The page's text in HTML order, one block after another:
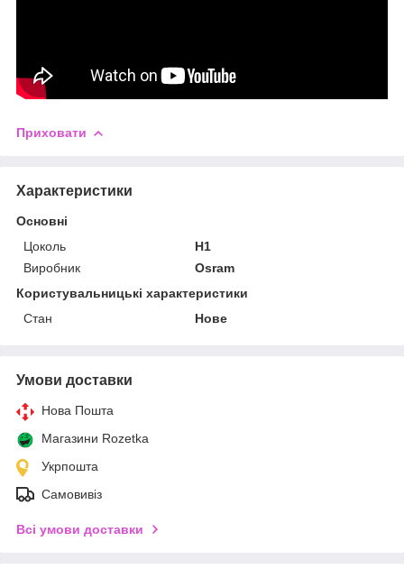
Приховати
Характеристики
Основні
Цоколь
H1
Виробник
Osram
Користувальницькі характеристики
Стан
Нове
Умови доставки
Нова Пошта
Магазини Rozetka
Укрпошта
Самовивіз
Всі умови доставки